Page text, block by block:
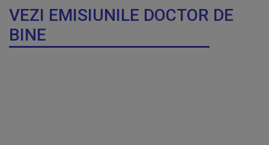
VEZI EMISIUNILE DOCTOR DE
BINE